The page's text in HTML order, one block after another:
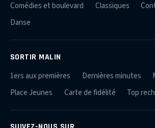
Comédies et boulevard
Classiques
Danse
SORTIR MALIN
1ers aux premières Dernières minutes
Place Jeunes
Carte de fidélité Top